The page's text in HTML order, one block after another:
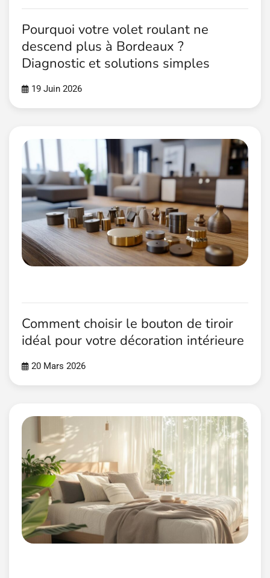
Pourquoi votre volet roulant ne
descend plus à Bordeaux ?
Diagnostic et solutions simples
19 Juin 2026
Comment choisir le bouton de tiroir
idéal pour votre décoration intérieure
20 Mars 2026